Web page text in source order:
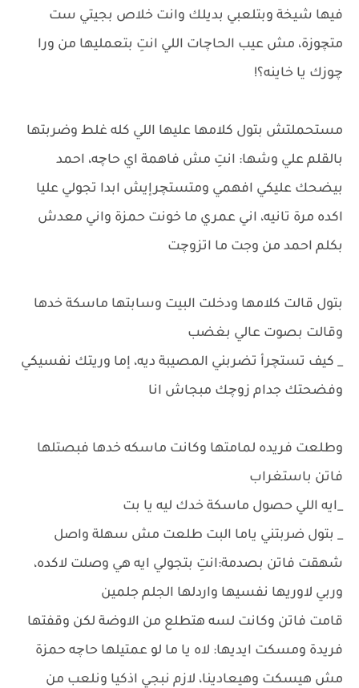
فيها شيخة وبتلعبي بديلك وانت خلاص بجيتي ست
متچوزة، مش عيب الحاچات اللي انتِ بتعمليها من ورا
چوزك يا خاينه؟!
مستحملتش بتول كلامها عليها اللي كله غلط وضربتها
بالقلم علي وشها: انتِ مش فاهمة اي حاچه، احمد
بيضحك عليكي افهمي ومتستچرإيش ابدا تجولي عليا
اكده مرة تانيه، اني عمري ما خونت حمزة واني معدش
بكلم احمد من وجت ما اتزوچت
بتول قالت كلامها ودخلت البيت وسابتها ماسكة خدها
وقالت بصوت عالي بغضب
_ كيف تستچرأ تضربني المصيبة ديه، إما وريتك نفسيكي
وفضحتك جدام زوچك مبجاش انا
وطلعت فريده لمامتها وكانت ماسكه خدها فبصتلها
فاتن باستغراب
_ايه اللي حصول ماسكة خدك ليه يا بت
_ بتول ضربتني ياما البت طلعت مش سهلة واصل
شهقت فاتن بصدمة:انتِ بتجولي ايه هي وصلت لاكده،
وربي لاوريها نفسيها واردلها الجلم جلمين
قامت فاتن وكانت لسه هتطلع من الاوضة لكن وقفتها
فريدة ومسكت ايديها: لاه يا ما لو عمتيلها حاچه حمزة
مش هيسكت وهيعادينا، لازم نبجي اذكيا ونلعب من